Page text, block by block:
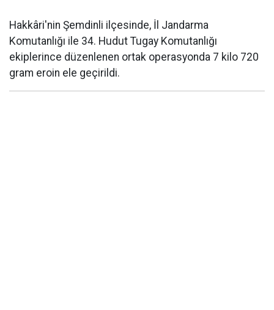
Hakkâri'nin Şemdinli ilçesinde, İl Jandarma
Komutanlığı ile 34. Hudut Tugay Komutanlığı
ekiplerince düzenlenen ortak operasyonda 7 kilo 720
gram eroin ele geçirildi.